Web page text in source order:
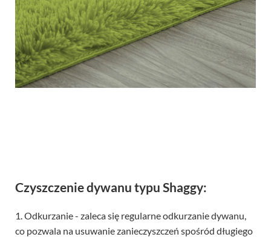
Czyszczenie dywanu typu Shaggy:
1. Odkurzanie - zaleca się regularne odkurzanie dywanu,
co pozwala na usuwanie zanieczyszczeń spośród długiego